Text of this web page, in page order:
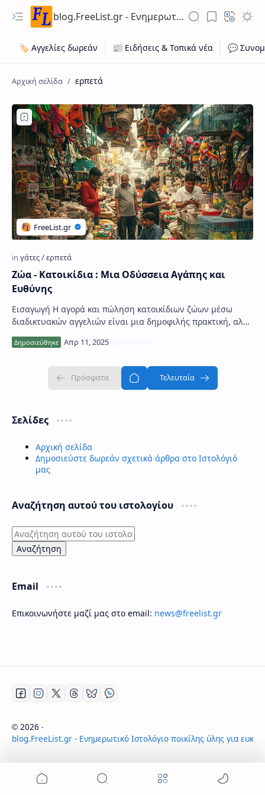
blog.FreeList.gr - Ενημερωτικό Ιστολόγιο ποικίλης ύλης για ευκαιρίες εργασίας, ακίνητων, οχήματων
ερπετά
Ζώα - Κατοικίδια : Μια Οδύσσεια Αγάπης και
Ευθύνης
Εισαγωγή Η αγορά και πώληση κατοικίδιων ζώων μέσω
διαδικτυακών αγγελιών είναι μια δημοφιλής πρακτική, αλλά
Σελίδες
Αρχική σελίδα
Δημοσιεύστε δωρεάν σχετικά άρθρα στο Ιστολόγιό
μας
Αναζήτηση αυτού του ιστολογίου
Email
Επικοινωνήστε μαζί μας στο email: news@freelist.gr
© 2026 ‧
blog.FreeList.gr - Ενημερωτικό Ιστολόγιο ποικίλης ύλης για